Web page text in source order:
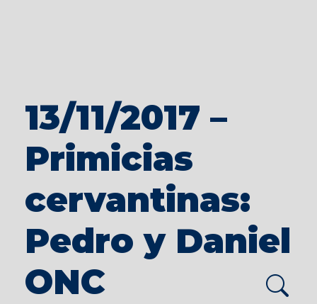
13/11/2017 –
Primicias
cervantinas:
Pedro y Daniel
ONC